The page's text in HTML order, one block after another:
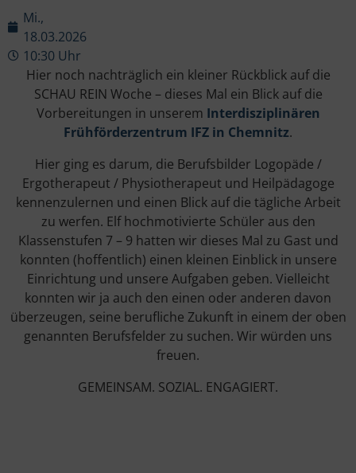
Mi.,
18.03.2026
10:30 Uhr
Hier noch nachträglich ein kleiner Rückblick auf die
SCHAU REIN Woche – dieses Mal ein Blick auf die
Vorbereitungen in unserem Interdisziplinären
Frühförderzentrum IFZ in Chemnitz.
Hier ging es darum, die Berufsbilder Logopäde /
Ergotherapeut / Physiotherapeut und Heilpädagoge
kennenzulernen und einen Blick auf die tägliche Arbeit
zu werfen. Elf hochmotivierte Schüler aus den
Klassenstufen 7 – 9 hatten wir dieses Mal zu Gast und
konnten (hoffentlich) einen kleinen Einblick in unsere
Einrichtung und unsere Aufgaben geben. Vielleicht
konnten wir ja auch den einen oder anderen davon
überzeugen, seine berufliche Zukunft in einem der oben
genannten Berufsfelder zu suchen. Wir würden uns
freuen.
GEMEINSAM. SOZIAL. ENGAGIERT.